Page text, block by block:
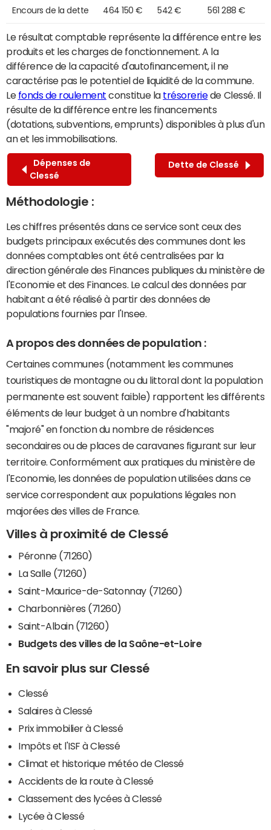
Encours de la dette 464 150 € 542 € 561 288 €
Le résultat comptable représente la différence entre les
produits et les charges de fonctionnement. A la
différence de la capacité d'autofinancement, il ne
caractérise pas le potentiel de liquidité de la commune.
Le fonds de roulement constitue la trésoreriede Clessé. Il
résulte de la différence entre les financements
(dotations, subventions, emprunts) disponibles à plus d'un
an et les immobilisations.
Dépenses de
Clessé
Dette de Clessé
Méthodologie :
Les chiffres présentés dans ce service sont ceux des
budgets principaux exécutés des communes dont les
données comptables ont été centralisées par la
direction générale des Finances publiques du ministère de
l'Economie et des Finances. Le calcul des données par
habitant a été réalisé à partir des données de
populations fournies par l'Insee.
A propos des données de population :
Certaines communes (notamment les communes
touristiques de montagne ou du littoral dont la population
permanente est souvent faible) rapportent les différents
éléments de leur budget à un nombre d'habitants
"majoré" en fonction du nombre de résidences
secondaires ou de places de caravanes figurant sur leur
territoire. Conformément aux pratiques du ministère de
l'Economie, les données de population utilisées dans ce
service correspondent aux populations légales non
majorées des villes de France.
Villes à proximité de Clessé
Péronne (71260)
La Salle (71260)
Saint-Maurice-de-Satonnay (71260)
Charbonnières (71260)
Saint-Albain (71260)
Budgets des villes de la Saône-et-Loire
En savoir plus sur Clessé
Clessé
Salaires à Clessé
Prix immobilier à Clessé
Impôts et l'ISF à Clessé
Climat et historique météo de Clessé
Accidents de la route à Clessé
Classement des lycées à Clessé
Lycée à Clessé